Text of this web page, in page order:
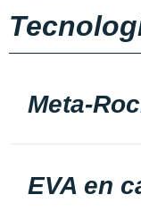
Meta-
EVA en